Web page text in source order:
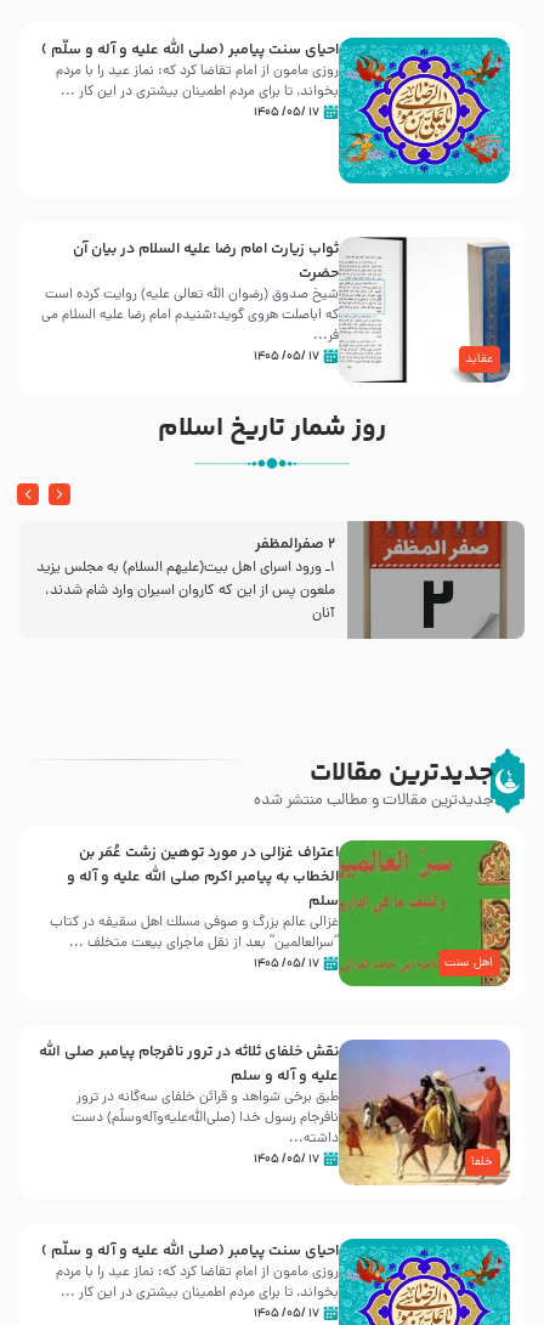
احیای سنت پیامبر (صلی الله علیه و آله و سلّم )
روزی مامون از امام تقاضا کرد که: نماز عید را با مردم
بخواند، تا برای مردم اطمینان بیشتری در این کار ...
۱۷ /۰۵/ ۱۴۰۵
عقاید
ثواب زیارت امام رضا علیه السلام در بیان آن
حضرت
شیخ صدوق (رضوان الله تعالی علیه) روایت کرده است
که اباصلت هروی گوید:شنیدم امام رضا علیه السلام می
فر...
۱۷ /۰۵/ ۱۴۰۵
روز شمار تاریخ اسلام
2 صفرالمظفر
1ـ ورود اسراى اهل بیت‌(علیهم السلام) به مجلس یزید
ملعون پس از این كه كاروان اسیران وارد شام شدند،
آنان
جدیدترین مقالات
جدیدترین مقالات و مطالب منتشر شده
اهل سنت
اعتراف غزالی در مورد توهین زشت عُمَر بن
الخطاب به پیامبر اکرم صلی الله علیه و آله و
سلم
غزالی عالم بزرگ و صوفی مسلك اهل سقيفه در کتاب
“سرالعالمین” بعد از نقل ماجرای بیعت متخلف ...
۱۷ /۰۵/ ۱۴۰۵
خلفا
نقش خلفای ثلاثه در ترور نافرجام پیامبر صلی الله
علیه و آله و سلم
طبق برخی شواهد و قرائن خلفای سه‌گانه در ترور
نافرجام رسول خدا (صلی‌الله‌علیه‌و‌آله‌وسلّم) دست
داشته‌...
۱۷ /۰۵/ ۱۴۰۵
احیای سنت پیامبر (صلی الله علیه و آله و سلّم )
روزی مامون از امام تقاضا کرد که: نماز عید را با مردم
بخواند، تا برای مردم اطمینان بیشتری در این کار ...
۱۷ /۰۵/ ۱۴۰۵